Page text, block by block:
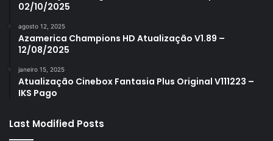
02/10/2025
agosto 12, 2025
Azamerica Champions HD Atualização V1.89 –
12/08/2025
janeiro 15, 2025
Atualização Cinebox Fantasia Plus Original V111223 –
IKS Pago
Last Modified Posts